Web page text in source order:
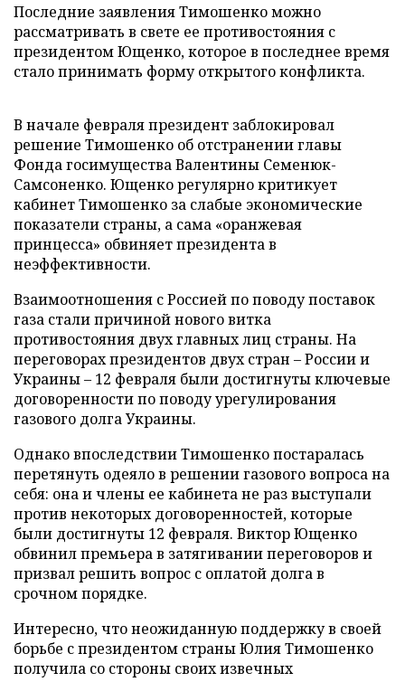
Последние заявления Тимошенко можно
рассматривать в свете ее противостояния с
президентом Ющенко, которое в последнее время
стало принимать форму открытого конфликта.
В начале февраля президент заблокировал
решение Тимошенко об отстранении главы
Фонда госимущества Валентины Семенюк-
Cамсоненко. Ющенко регулярно критикует
кабинет Тимошенко за слабые экономические
показатели страны, а сама «оранжевая
принцесса» обвиняет президента в
неэффективности.
Взаимоотношения с Россией по поводу поставок
газа стали причиной нового витка
противостояния двух главных лиц страны. На
переговорах президентов двух стран – России и
Украины – 12 февраля были достигнуты ключевые
договоренности по поводу урегулирования
газового долга Украины.
Однако впоследствии Тимошенко постаралась
перетянуть одеяло в решении газового вопроса на
себя: она и члены ее кабинета не раз выступали
против некоторых договоренностей, которые
были достигнуты 12 февраля. Виктор Ющенко
обвинил премьера в затягивании переговоров и
призвал решить вопрос с оплатой долга в
срочном порядке.
Интересно, что неожиданную поддержку в своей
борьбе с президентом страны Юлия Тимошенко
получила со стороны своих извечных